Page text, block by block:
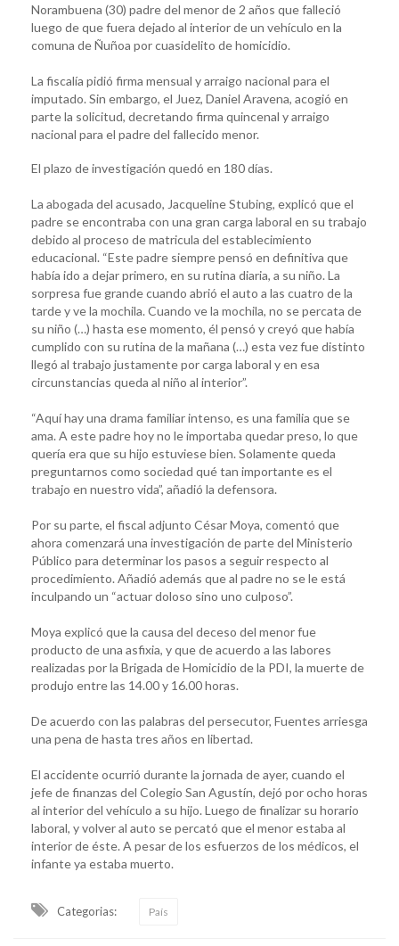
Norambuena (30) padre del menor de 2 años que falleció
luego de que fuera dejado al interior de un vehículo en la
comuna de Ñuñoa por cuasidelito de homicidio.
La fiscalía pidió firma mensual y arraigo nacional para el
imputado. Sin embargo, el Juez, Daniel Aravena, acogió en
parte la solicitud, decretando firma quincenal y arraigo
nacional para el padre del fallecido menor.
El plazo de investigación quedó en 180 días.
La abogada del acusado, Jacqueline Stubing, explicó que el
padre se encontraba con una gran carga laboral en su trabajo
debido al proceso de matricula del establecimiento
educacional. “Este padre siempre pensó en definitiva que
había ido a dejar primero, en su rutina diaria, a su niño. La
sorpresa fue grande cuando abrió el auto a las cuatro de la
tarde y ve la mochila. Cuando ve la mochila, no se percata de
su niño (…) hasta ese momento, él pensó y creyó que había
cumplido con su rutina de la mañana (…) esta vez fue distinto
llegó al trabajo justamente por carga laboral y en esa
circunstancias queda al niño al interior”.
“Aquí hay una drama familiar intenso, es una familia que se
ama. A este padre hoy no le importaba quedar preso, lo que
quería era que su hijo estuviese bien. Solamente queda
preguntarnos como sociedad qué tan importante es el
trabajo en nuestro vida”, añadió la defensora.
Por su parte, el fiscal adjunto César Moya, comentó que
ahora comenzará una investigación de parte del Ministerio
Público para determinar los pasos a seguir respecto al
procedimiento. Añadió además que al padre no se le está
inculpando un “actuar doloso sino uno culposo”.
Moya explicó que la causa del deceso del menor fue
producto de una asfixia, y que de acuerdo a las labores
realizadas por la Brigada de Homicidio de la PDI, la muerte de
produjo entre las 14.00 y 16.00 horas.
De acuerdo con las palabras del persecutor, Fuentes arriesga
una pena de hasta tres años en libertad.
El accidente ocurrió durante la jornada de ayer, cuando el
jefe de finanzas del Colegio San Agustín, dejó por ocho horas
al interior del vehículo a su hijo. Luego de finalizar su horario
laboral, y volver al auto se percató que el menor estaba al
interior de éste. A pesar de los esfuerzos de los médicos, el
infante ya estaba muerto.
Categorias: País